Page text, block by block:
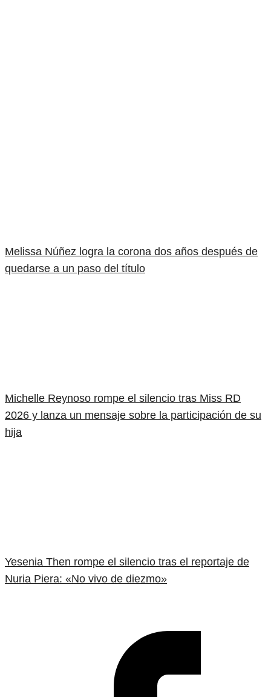
Melissa Núñez logra la corona dos años después de
quedarse a un paso del título
Michelle Reynoso rompe el silencio tras Miss RD
2026 y lanza un mensaje sobre la participación de su
hija
Yesenia Then rompe el silencio tras el reportaje de
Nuria Piera: «No vivo de diezmo»